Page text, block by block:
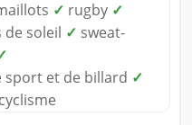
✓ rugby ✓
soleil ✓ sweat-
sport et de billard ✓